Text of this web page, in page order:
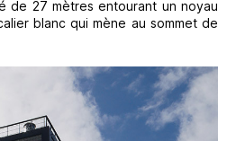
de 27 mètres entourant un noyau
blanc qui mène au sommet de